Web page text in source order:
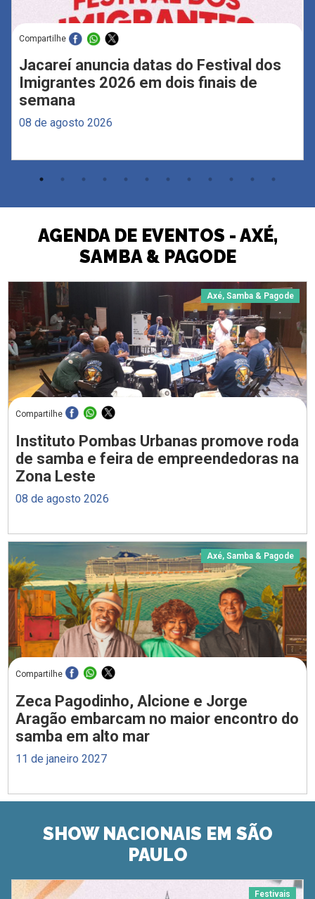
Compartilhe
Jacareí anuncia datas do Festival dos
Imigrantes 2026 em dois finais de
semana
08 de agosto 2026
AGENDA DE EVENTOS - AXÉ,
SAMBA & PAGODE
Axé, Samba & Pagode
Compartilhe
Instituto Pombas Urbanas promove roda
de samba e feira de empreendedoras na
Zona Leste
08 de agosto 2026
Axé, Samba & Pagode
Compartilhe
Zeca Pagodinho, Alcione e Jorge
Aragão embarcam no maior encontro do
samba em alto mar
11 de janeiro 2027
SHOW NACIONAIS EM SÃO
PAULO
Festivais